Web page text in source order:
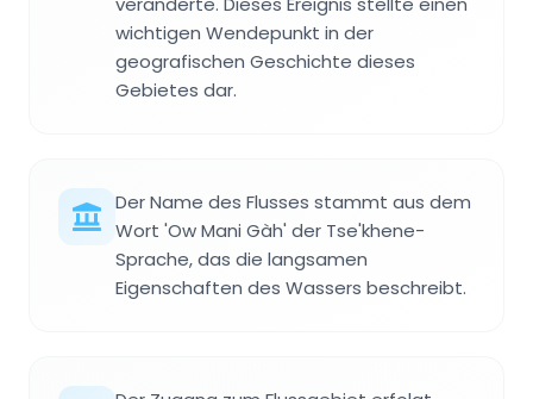
wichtigen Wendepunkt in der
geografischen Geschichte dieses
Gebietes dar.
Der Name des Flusses stammt aus dem
Wort 'Ow Mani Gàh' der Tse'khene-
Sprache, das die langsamen
Eigenschaften des Wassers beschreibt.